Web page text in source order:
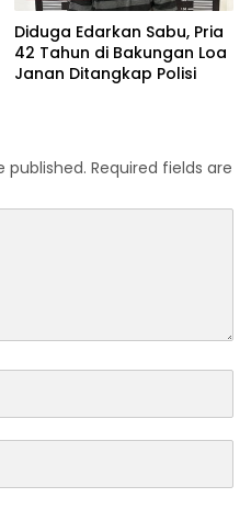
Diduga Edarkan Sabu, Pria
42 Tahun di Bakungan Loa
Janan Ditangkap Polisi
published. Required fields are